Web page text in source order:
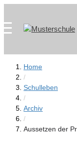
springen
content
Home
/
Schulleben
/
Archiv
/
Aussetzen der